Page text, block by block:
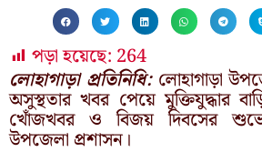
পড়া হয়েছে: 264
লোহাগাড়া প্রতিনিধি: লোহাগাড়া
অসুস্থতার খবর পেয়ে মুক্তিযুদ্ধার
খোঁজখবর ও বিজয় দিবসের
উপজেলা প্রশাসন।